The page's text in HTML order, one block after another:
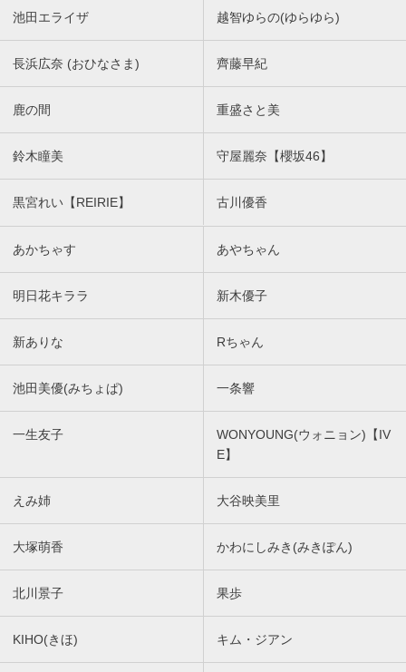
池田エライザ 越智ゆらの(ゆらゆら)
長浜広奈 (おひなさま) 齊藤早紀
鹿の間 重盛さと美
鈴木瞳美 守屋麗奈【櫻坂46】
黒宮れい【REIRIE】 古川優香
あかちゃす あやちゃん
明日花キララ 新木優子
新ありな Rちゃん
池田美優(みちょぱ) 一条響
一生友子
WONYOUNG(ウォニョン)【IV
E】
えみ姉 大谷映美里
大塚萌香 かわにしみき(みきぽん)
北川景子 果歩
KIHO(きほ) キム・ジアン